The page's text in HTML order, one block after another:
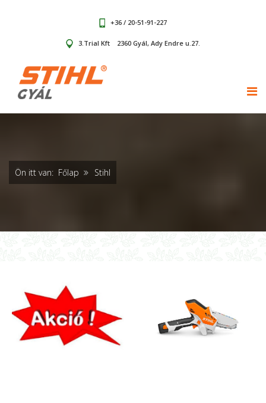
+36 / 20-51-91-227
3.Trial Kft 2360 Gyál, Ady Endre u.27.
Ön itt van: Főlap Stihl